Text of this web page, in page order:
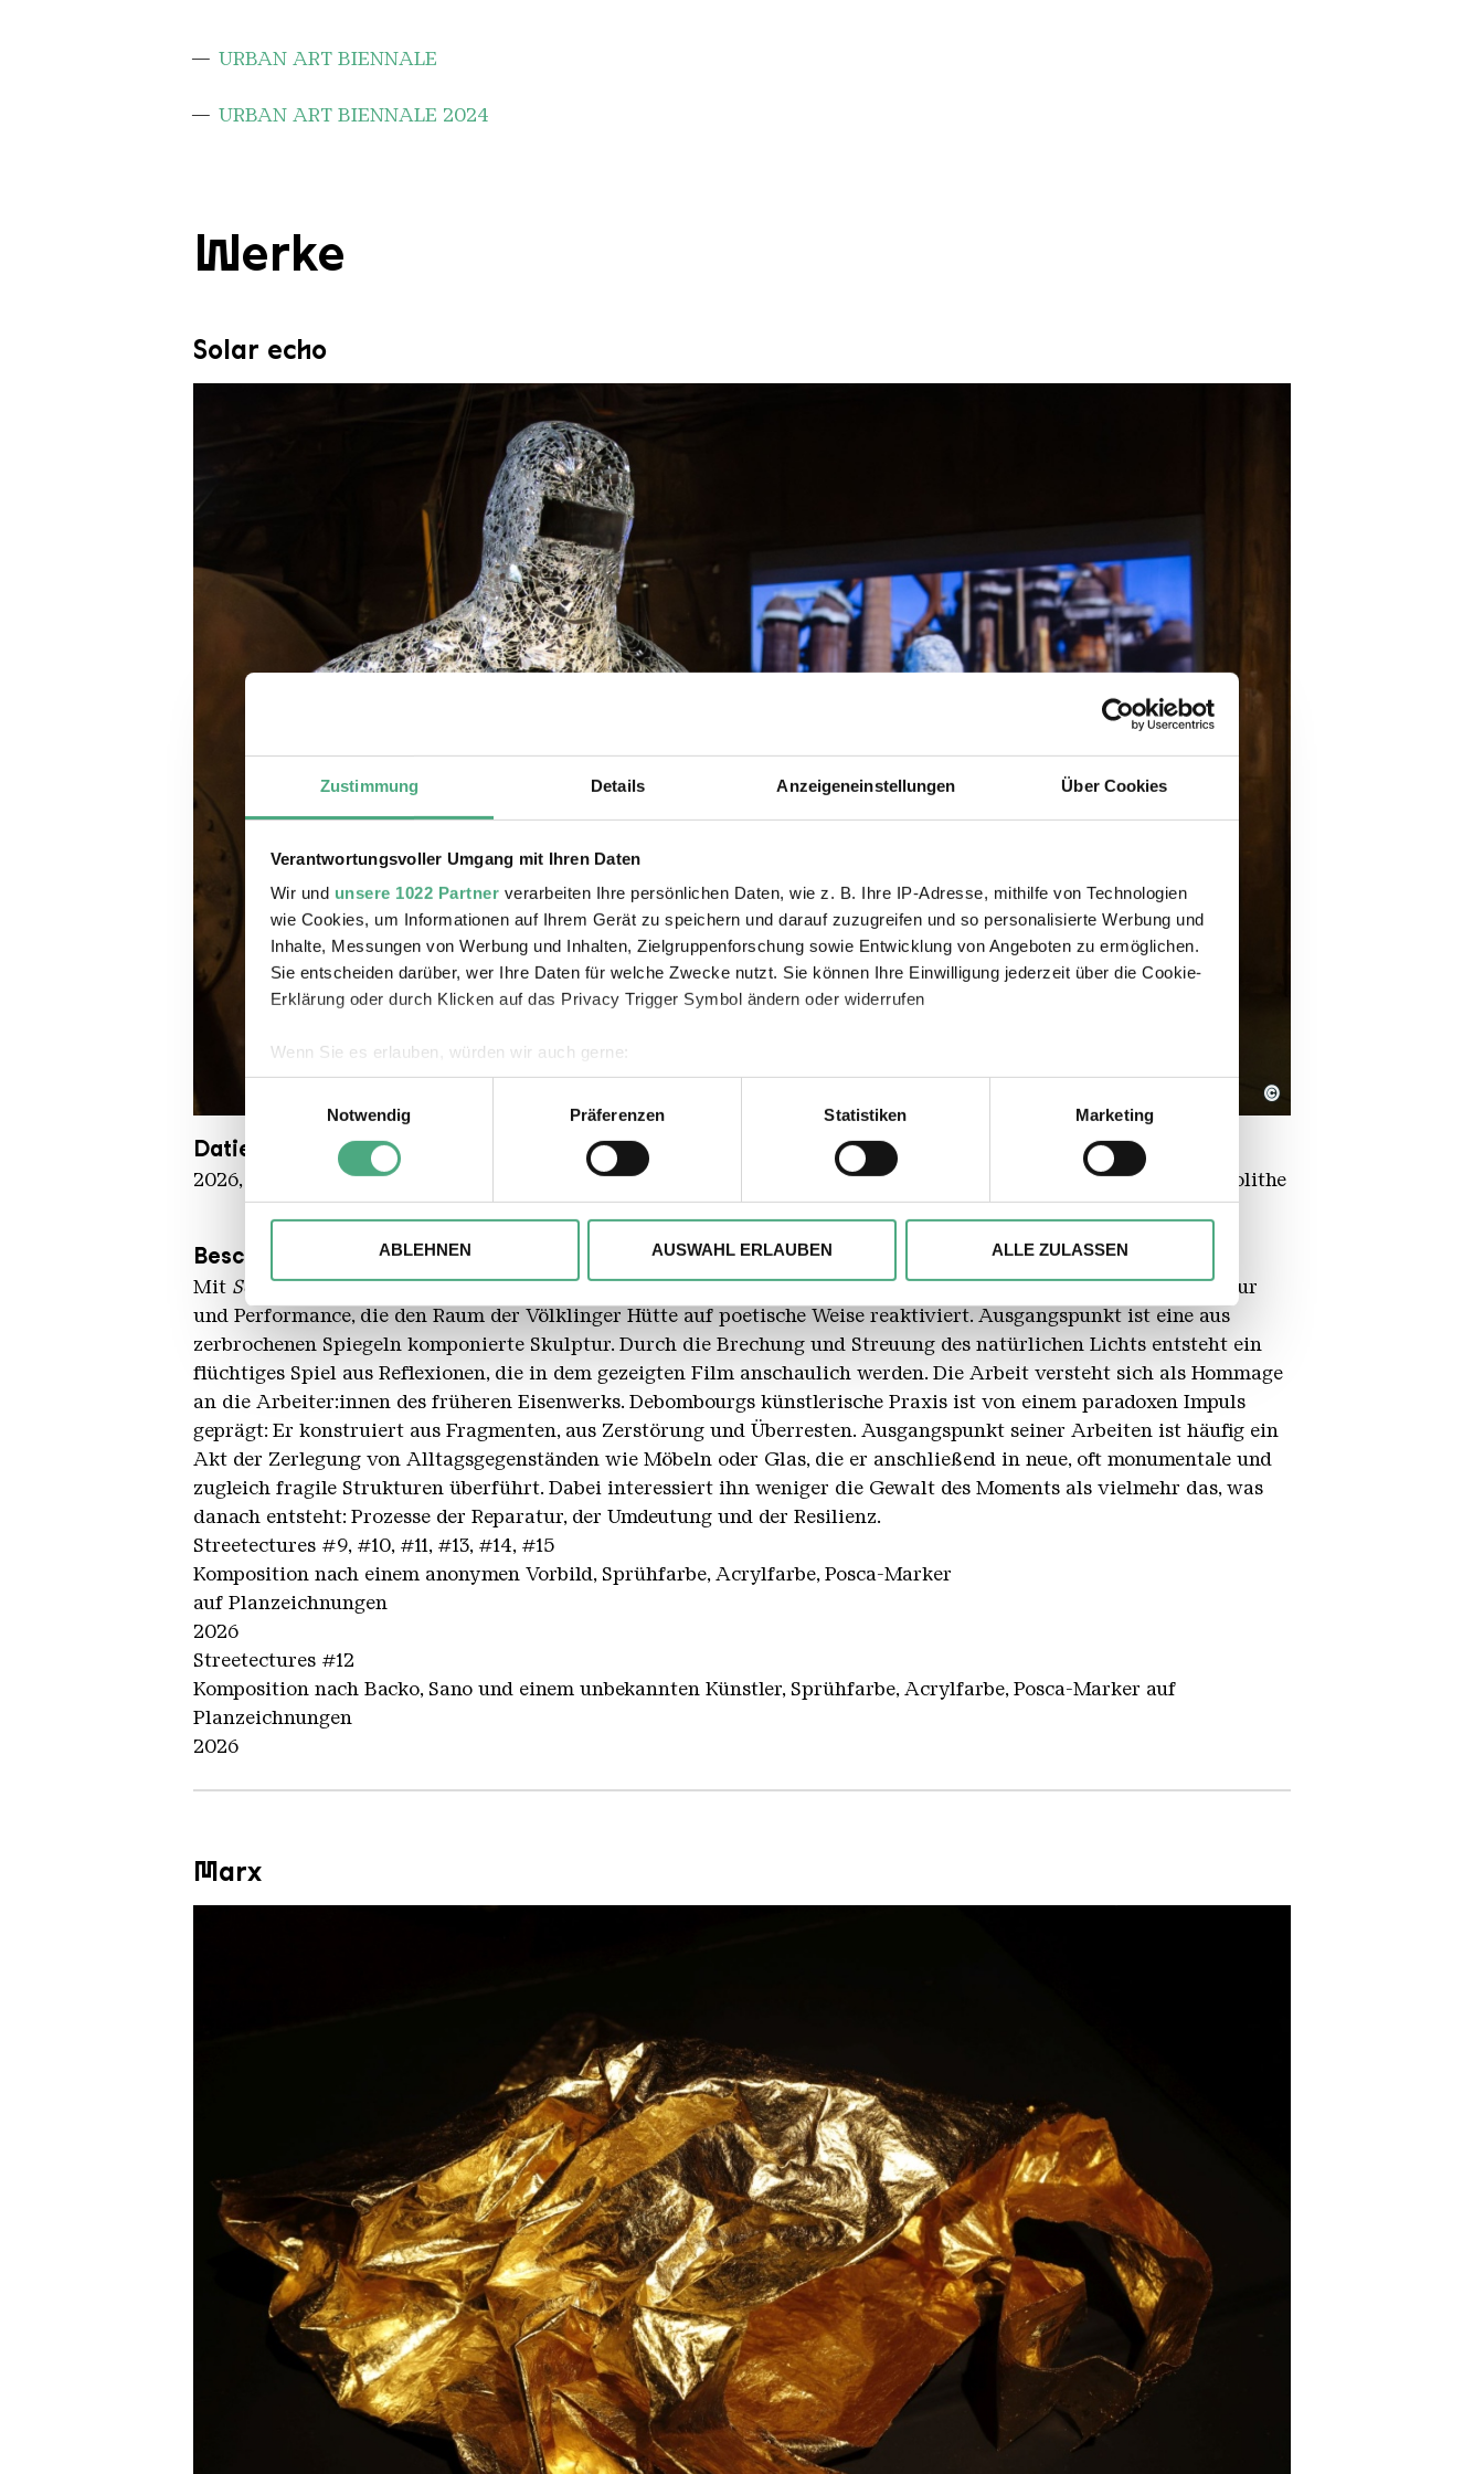
Zustimmung Details Anzeigeneinstellungen Über Cookies
Verantwortungsvoller Umgang mit Ihren Daten
Wir und unsere 1022 Partner verarbeiten Ihre persönlichen Daten, wie z. B. Ihre IP-Adresse, mithilfe von Technologien
wie Cookies, um Informationen auf Ihrem Gerät zu speichern und darauf zuzugreifen und so personalisierte Werbung und
Inhalte, Messungen von Werbung und Inhalten, Zielgruppenforschung sowie Entwicklung von Angeboten zu ermöglichen.
Sie entscheiden darüber, wer Ihre Daten für welche Zwecke nutzt. Sie können Ihre Einwilligung jederzeit über die Cookie-
Erklärung oder durch Klicken auf das Privacy Trigger Symbol ändern oder widerrufen
Wenn Sie es erlauben, würden wir auch gerne:
Informationen über Ihre geografische Lage erfassen, welche bis auf einige Meter genau sein können
Ihr Gerät durch aktives Scannen nach bestimmten Merkmalen (Fingerprinting) identifizieren
Erfahren Sie mehr darüber, wie Ihre persönlichen Daten verarbeitet werden, und legen Sie Ihre Präferenzen imAbschnitt
Einzelheitenfest.
Wir verwenden ggfs. Cookies, um Inhalte und Anzeigen zu personalisieren, besondere Funktionen anbieten zu können und
die Zugriffe auf unsere Website zu analysieren. Außerdem geben wir ggfs. Informationen zu Ihrer Verwendung unserer
der Dienste gesammelt haben.
Notwendig
Präferenzen Statistiken Marketing
ABLEHNEN AUSWAHL ERLAUBEN ALLE ZULASSEN
URBAN ART BIENNALE
URBAN ART BIENNALE 2024
Werke
Solar echo
UAB Werke BAPTISTE DEBOMBOURG
Copyright: Weltkulturerbe Völklinger Hütte / Celine Felber, ©VG Bild-Kunst, Bonn 2026
©
Datierung
2026, in situ
Material
gebrochener Spiegel, Leder, Textilien, Silikone, Cyanolithe
und Neopren; Video der gehenden Figur
Beschreibung
Mit Solar Echopräsentiert der Pariser Künstler Baptiste Debombourg eine ortsspezifische Arbeit zwischen Skulptur
und Performance, die den Raum der Völklinger Hütte auf poetische Weise reaktiviert. Ausgangspunkt ist eine aus
zerbrochenen Spiegeln komponierte Skulptur. Durch die Brechung und Streuung des natürlichen Lichts entsteht ein
flüchtiges Spiel aus Reflexionen, die in dem gezeigten Film anschaulich werden. Die Arbeit versteht sich als Hommage
an die Arbeiter:innen des früheren Eisenwerks. Debombourgs künstlerische Praxis ist von einem paradoxen Impuls
geprägt: Er konstruiert aus Fragmenten, aus Zerstörung und Überresten. Ausgangspunkt seiner Arbeiten ist häufig ein
Akt der Zerlegung von Alltagsgegenständen wie Möbeln oder Glas, die er anschließend in neue, oft monumentale und
zugleich fragile Strukturen überführt. Dabei interessiert ihn weniger die Gewalt des Moments als vielmehr das, was
danach entsteht: Prozesse der Reparatur, der Umdeutung und der Resilienz.
Streetectures #9, #10, #11, #13, #14, #15
Komposition nach einem anonymen Vorbild, Sprühfarbe, Acrylfarbe, Posca-Marker
auf Planzeichnungen
2026
Streetectures #12
Komposition nach Backo, Sano und einem unbekannten Künstler, Sprühfarbe, Acrylfarbe, Posca-Marker auf
Planzeichnungen
2026
Marx